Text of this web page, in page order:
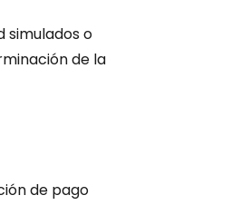
simulados o
de la
de pago